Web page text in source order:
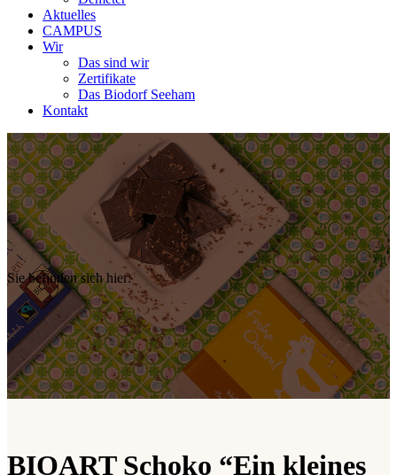
Aktuelles
CAMPUS
Wir
Das sind wir
Zertifikate
Das Biodorf Seeham
Kontakt
Sie befinden sich hier:
BIOART Schoko “Ein kleines